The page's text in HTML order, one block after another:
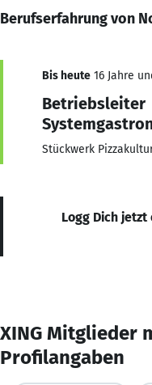
Berufserfahrung von
Bis heute 16 Jahre
Betriebsleiter
Stückwerk
Logg Dich
XING Mitglieder
Profilangaben